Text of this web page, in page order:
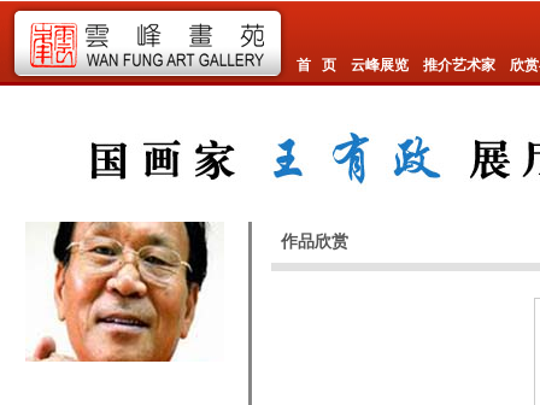
首 页 云峰展览 推介艺术家 欣
作品欣赏